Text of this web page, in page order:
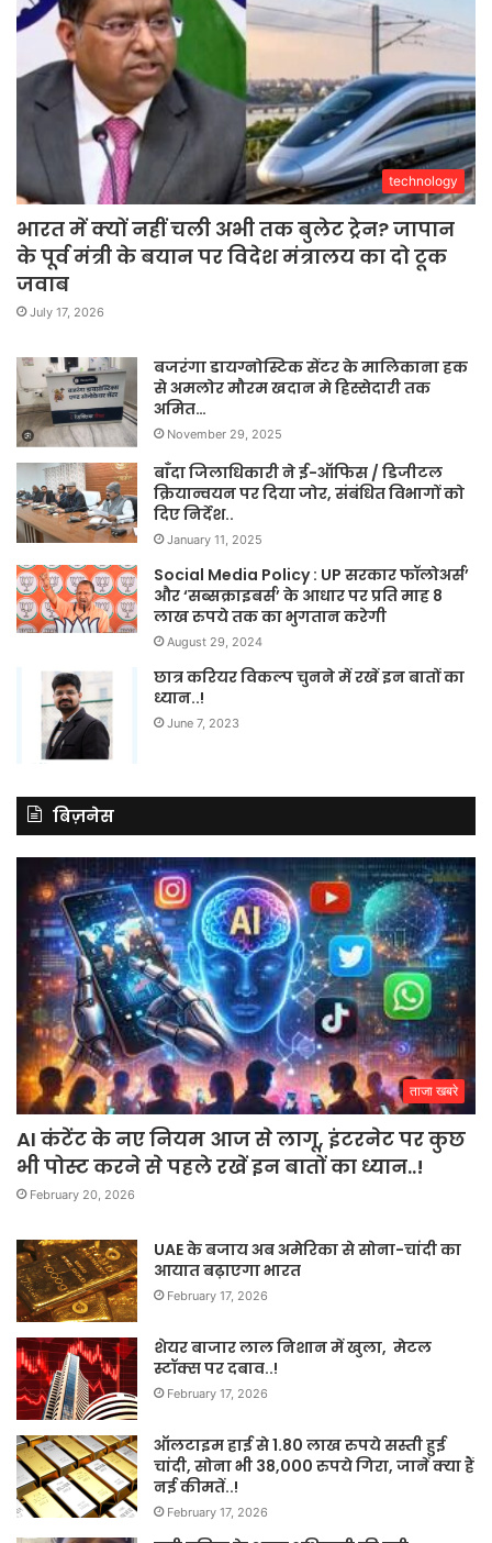
technology
भारत में क्यों नहीं चली अभी तक बुलेट ट्रेन? जापान
के पूर्व मंत्री के बयान पर विदेश मंत्रालय का दो टूक
जवाब
July 17, 2026
बजरंगा डायग्नोस्टिक सेंटर के मालिकाना हक
से अमलोर मौरम खदान मे हिस्सेदारी तक
अमित…
November 29, 2025
बाँदा जिलाधिकारी ने ई-ऑफिस / डिजीटल
क्रियान्वयन पर दिया जोर, संबंधित विभागों को
दिए निर्देश..
January 11, 2025
Social Media Policy : UP सरकार फॉलोअर्स’
और ‘सब्सक्राइबर्स’ के आधार पर प्रति माह 8
लाख रुपये तक का भुगतान करेगी
August 29, 2024
छात्र करियर विकल्प चुनने में रखें इन बातों का
ध्यान..!
June 7, 2023
बिज़नेस
ताजा खबरे
AI कंटेंट के नए नियम आज से लागू, इंटरनेट पर कुछ
भी पोस्ट करने से पहले रखें इन बातों का ध्यान..!
February 20, 2026
UAE के बजाय अब अमेरिका से सोना-चांदी का
आयात बढ़ाएगा भारत
February 17, 2026
शेयर बाजार लाल निशान में खुला, मेटल
स्टॉक्स पर दबाव..!
February 17, 2026
ऑलटाइम हाई से 1.80 लाख रुपये सस्ती हुई
चांदी, सोना भी 38,000 रुपये गिरा, जानें क्या हैं
नई कीमतें..!
February 17, 2026